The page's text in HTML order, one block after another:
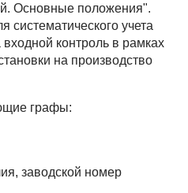
Основные положения".
систематического учета
контроль в рамках
на производство
графы:
заводской номер